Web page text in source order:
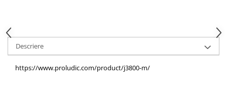
Panouri pentru informare/Marcaje
Foisoare si pergole
Rastel Biciclete
Descriere
https://www.proludic.com/product/j3800-m/